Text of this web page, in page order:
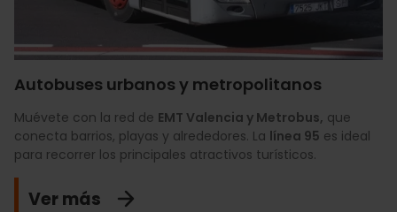
Autobuses urbanos y metropolitanos
Muévete con la red de EMT Valencia y Metrobus, que
conecta barrios, playas y alrededores. La línea 95 es ideal
para recorrer los principales atractivos turísticos.
Ver más